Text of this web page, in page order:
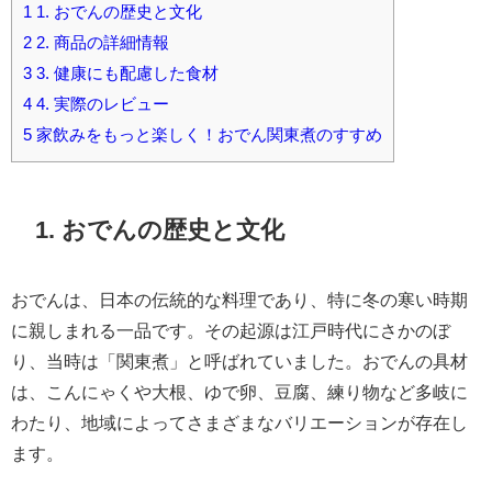
1 1. おでんの歴史と文化
2 2. 商品の詳細情報
3 3. 健康にも配慮した食材
4 4. 実際のレビュー
5 家飲みをもっと楽しく！おでん関東煮のすすめ
1. おでんの歴史と文化
おでんは、日本の伝統的な料理であり、特に冬の寒い時期
に親しまれる一品です。その起源は江戸時代にさかのぼ
り、当時は「関東煮」と呼ばれていました。おでんの具材
は、こんにゃくや大根、ゆで卵、豆腐、練り物など多岐に
わたり、地域によってさまざまなバリエーションが存在し
ます。